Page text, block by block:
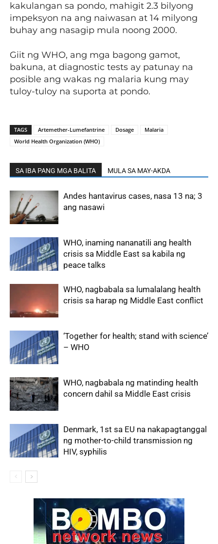
kakulangan sa pondo, mahigit 2.3 bilyong
impeksyon na ang naiwasan at 14 milyong
buhay ang nasagip mula noong 2000.
Giit ng WHO, ang mga bagong gamot,
bakuna, at diagnostic tests ay patunay na
posible ang wakas ng malaria kung may
tuloy-tuloy na suporta at pondo.
TAGS Artemether-Lumefantrine Dosage
Malaria
World Health Organization (WHO)
SA IBA PANG MGA BALITA MULA SA MAY-AKDA
Andes hantavirus cases, nasa 13 na; 3
ang nasawi
WHO, inaming nananatili ang health
crisis sa Middle East sa kabila ng
peace talks
WHO, nagbabala sa lumalalang health
crisis sa harap ng Middle East conflict
‘Together for health; stand with science’
– WHO
WHO, nagbabala ng matinding health
concern dahil sa Middle East crisis
Denmark, 1st sa EU na nakapagtanggal
ng mother-to-child transmission ng
HIV, syphilis